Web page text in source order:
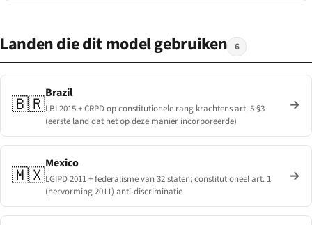
Landen die dit model gebruiken 6
🇧🇷
Brazil
LBI 2015 + CRPD op constitutionele rang krachtens art. 5 §3
(eerste land dat het op deze manier incorporeerde)
→
🇲🇽
Mexico
LGIPD 2011 + federalisme van 32 staten; constitutioneel art. 1
(hervorming 2011) anti-discriminatie
→